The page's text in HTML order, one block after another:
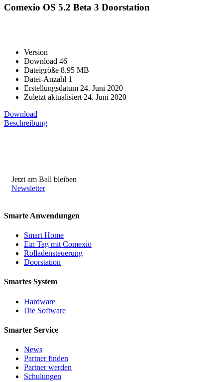
Comexio OS 5.2 Beta 3 Doorstation
Version
Download 46
Dateigröße 8.95 MB
Datei-Anzahl 1
Erstellungsdatum 24. Juni 2020
Zuletzt aktualisiert24. Juni 2020
Download
Beschreibung
Jetzt am Ball bleiben
Newsletter
Smarte Anwendungen
Smart Home
Ein Tag mit Comexio
Rolladensteuerung
Doorstation
Smartes System
Hardware
Die Software
Smarter Service
News
Partner finden
Partner werden
Schulungen